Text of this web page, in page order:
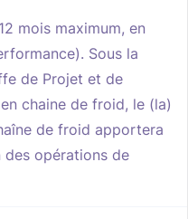
mois maximum, en
Sous la
de Projet et de
chaine de froid, le (la)
de froid apportera
opérations de